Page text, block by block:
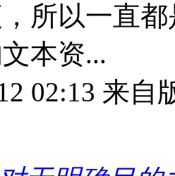
，所以一直
本资...
02:13 来自